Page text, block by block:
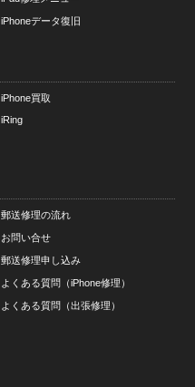
iPhoneデータ復旧
iPhone買取
iRing
郵送修理の流れ
お問い合せ
郵送修理申し込み
よくある質問（iPhone修理）
よくある質問（出張修理）